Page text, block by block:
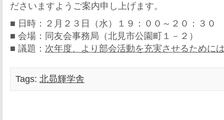
ださいますようご案内申し上げます。
■ 日時：２月２３日（水）１９：００～２０：３０
■ 会場：同友会事務局（北見市公園町１－２）
■ 議題： 次年度、より部会活動を充実させるために
Tags: 北昴輝学舎